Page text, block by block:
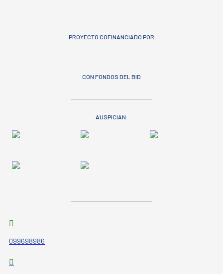
PROYECTO COFINANCIADO POR
CON FONDOS DEL BID
AUSPICIAN:
099698986